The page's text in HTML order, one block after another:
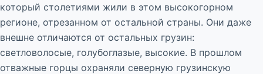
который столетиями жили в этом высокогорном
регионе, отрезанном от остальной страны. Они даже
внешне отличаются от остальных грузин:
светловолосые, голубоглазые, высокие. В прошлом
отважные горцы охраняли северную грузинскую